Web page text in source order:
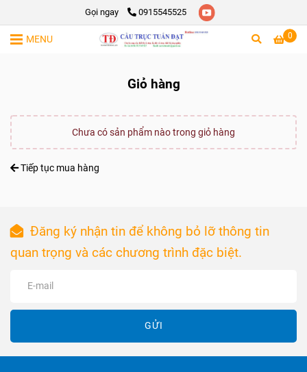
Gọi ngay 0915545525
0
MENU
Giỏ hàng
Chưa có sản phẩm nào trong giỏ hàng
Tiếp tục mua hàng
Đăng ký nhận tin để không bỏ lỡ thông tin
quan trọng và các chương trình đặc biệt.
GỬI